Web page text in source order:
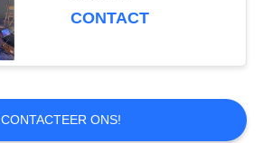
conferentieruimte
CONTACT
CONTACTEER ONS!